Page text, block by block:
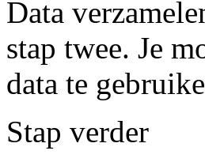
Data
stap twee. Je
data te
Stap verder